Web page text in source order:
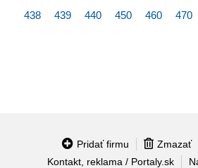
438 439 440 450 460 470
Pridať firmu Zmazať
Kontakt, reklama / Portaly.sk